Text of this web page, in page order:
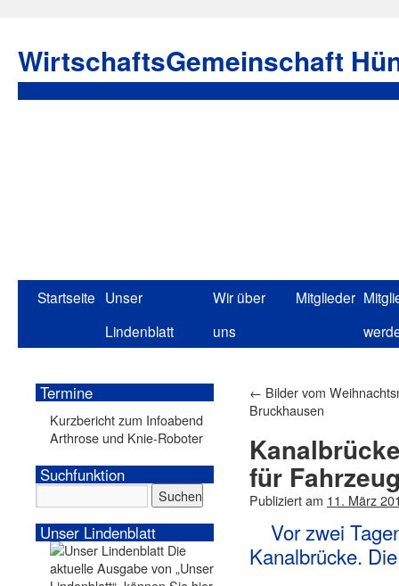
WirtschaftsGemeinschaft
Startseite Unser
Lindenblatt
Wir über
uns
Mitglieder
← Bilder vom
Bruckhausen
für
Publiziert am 11. März
Vor zwei
Kanalbrücke.
Termine
Kurzbericht zum Infoabend
Arthrose und Knie-Roboter
Suchfunktion
Unser Lindenblatt